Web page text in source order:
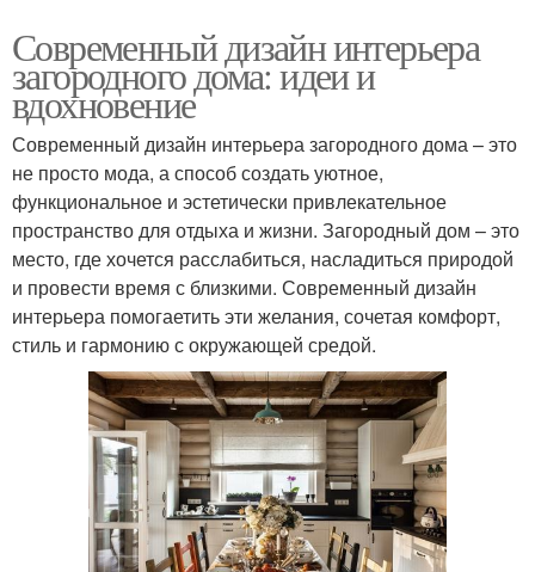
Современный дизайн интерьера
загородного дома: идеи и
вдохновение
Современный дизайн интерьера загородного дома – это
не просто мода, а способ создать уютное,
функциональное и эстетически привлекательное
пространство для отдыха и жизни. Загородный дом – это
место, где хочется расслабиться, насладиться природой
и провести время с близкими. Современный дизайн
интерьера помогаетить эти желания, сочетая комфорт,
стиль и гармонию с окружающей средой.